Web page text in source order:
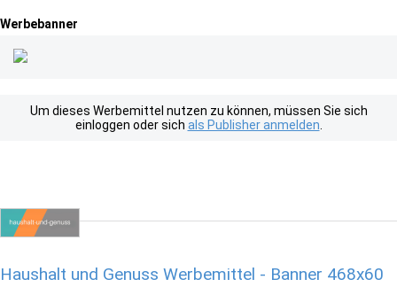
Werbebanner
Um dieses Werbemittel nutzen zu können, müssen Sie sich
einloggen oder sich als Publisher anmelden
Haushalt und Genuss Werbemittel - Banner 468x60